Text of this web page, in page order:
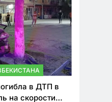
в ДТП в
на скорости